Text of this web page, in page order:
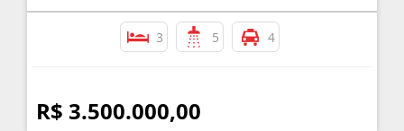
3 5 4
R$ 3.500.000,00